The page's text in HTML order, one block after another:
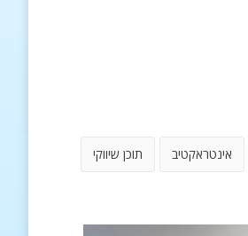
אינטראקטיב תוכן שיווקי